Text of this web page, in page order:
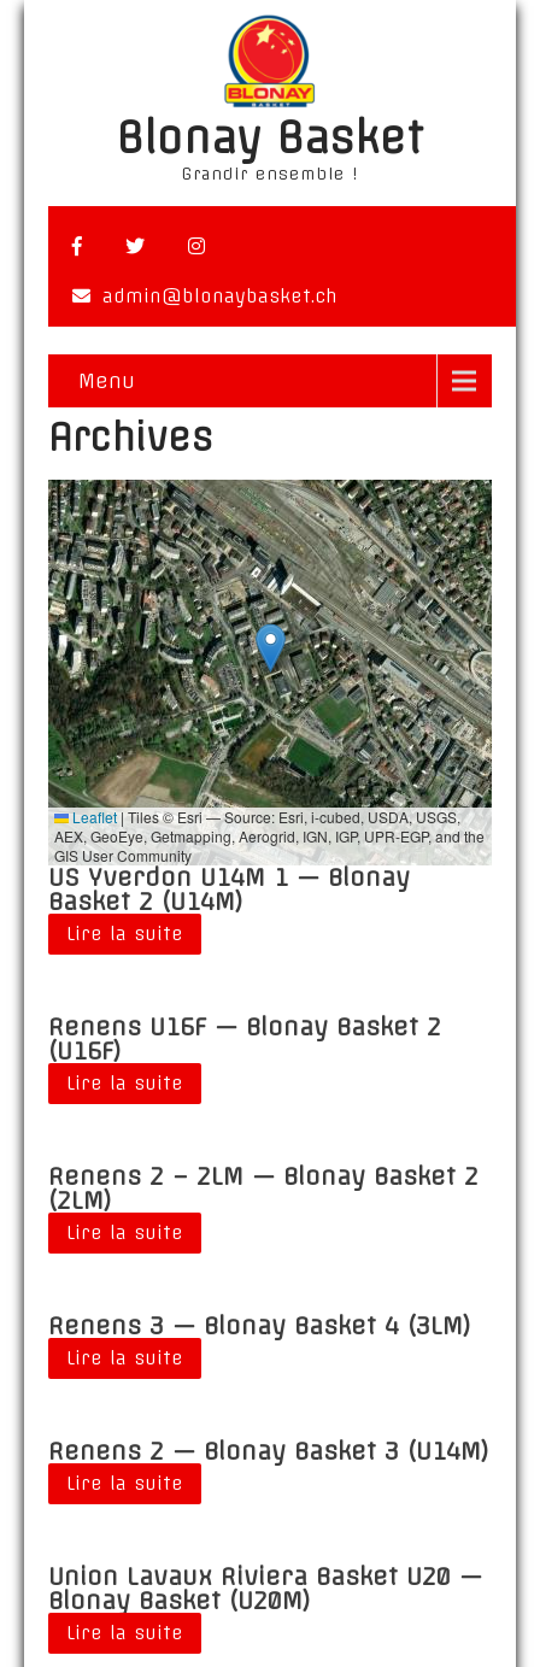
Blonay Basket
Grandir ensemble !
admin@blonaybasket.ch
Menu
Archives
Leaflet | Tiles © Esri — Source: Esri, i-cubed, USDA, USGS,
AEX, GeoEye, Getmapping, Aerogrid, IGN, IGP, UPR-EGP, and the
GIS User Community
US Yverdon U14M 1 — Blonay
Basket 2 (U14M)
Lire la suite
Renens U16F — Blonay Basket 2
(U16F)
Lire la suite
Renens 2 – 2LM — Blonay Basket 2
(2LM)
Lire la suite
Renens 3 — Blonay Basket 4 (3LM)
Lire la suite
Renens 2 — Blonay Basket 3 (U14M)
Lire la suite
Union Lavaux Riviera Basket U20 —
Blonay Basket (U20M)
Lire la suite